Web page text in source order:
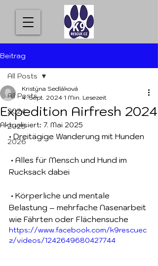
Beitrag
All Posts
2024
2025
2026
All Posts
Expedition Airfresh 2024
Kristýna Sedláková
4. Sept. 2024 1 Min. Lesezeit
Aktualisiert: 7. Mai 2025
• Dreitägige Wanderung mit Hunden
Rucksack dabei
Belastung – mehrfache Nasenarbeit
wie Fährten oder Flächensuche
https://www.facebook.com/k9rescuec
z/videos/1242649680427744